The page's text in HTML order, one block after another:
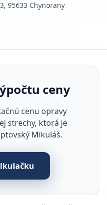
95633 Chynorany
ceny
cenu opravy
strechy, ktorá je
Mikuláš.